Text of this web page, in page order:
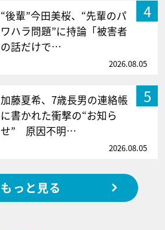
4
“後輩”今田美桜、“先輩のパ
ワハラ問題”に持論「被害者
の話だけで…
2026.08.05
5
加藤夏希、7歳長男の連絡帳
に書かれた衝撃の“お知ら
せ” 原因不明…
2026.08.05
もっと見る